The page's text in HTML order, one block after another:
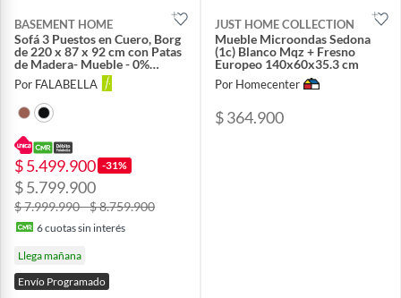
BASEMENT HOME
Sofá 3 Puestos en Cuero, Borg
de 220 x 87 x 92 cm con Patas
de Madera- Mueble - 0%
Interés a 3, 6 o 12 Cuotas
Pagando con tu CMR Banco
Falabella
Por FALABELLA
$ 5.499.900 -31%
$ 5.799.900
$ 7.999.990 - $ 8.759.900
6cuotas sin interés
Llega mañana
Envío Programado
JUST HOME COLLECTION
Mueble Microondas Sedona
(1c) Blanco Mqz + Fresno
Europeo 140x60x35.3 cm
Por Homecenter
$ 364.900